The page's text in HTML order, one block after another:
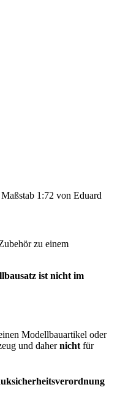
1:72 von Eduard
zu einem
ist nicht im
Modellbauartikel oder
und dahernicht für